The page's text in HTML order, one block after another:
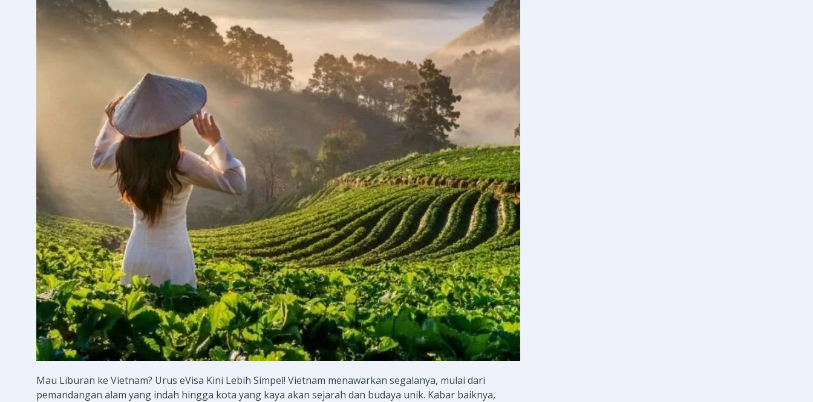
Mau Liburan ke Vietnam? Urus eVisa Kini Lebih Simpel! Vietnam menawarkan segalanya, mulai dari
pemandangan alam yang indah hingga kota yang kaya akan sejarah dan budaya unik. Kabar baiknya,